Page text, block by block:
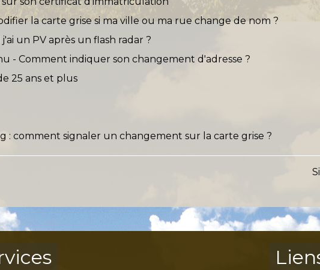
la carte grise si ma ville ou ma rue change de nom ?
un PV après un flash radar ?
- Comment indiquer son changement d'adresse ?
25 ans et plus
: comment signaler un changement sur la carte grise ?